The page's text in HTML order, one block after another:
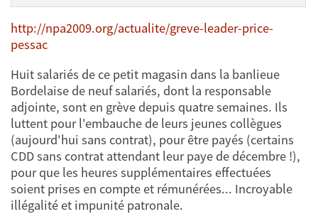
http://npa2009.org/actualite/greve-leader-price-
pessac
Huit salariés de ce petit magasin dans la banlieue
Bordelaise de neuf salariés, dont la responsable
adjointe, sont en grève depuis quatre semaines. Ils
luttent pour l'embauche de leurs jeunes collègues
(aujourd'hui sans contrat), pour être payés (certains
CDD sans contrat attendant leur paye de décembre !),
pour que les heures supplémentaires effectuées
soient prises en compte et rémunérées... Incroyable
illégalité et impunité patronale.